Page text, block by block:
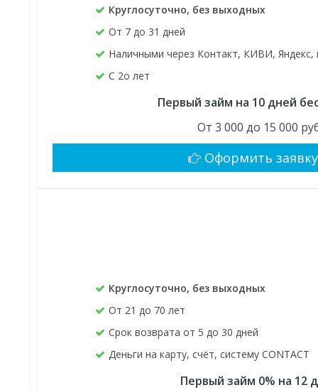
Круглосуточно, без выходных
От 7 до 31 дней
Наличными через Контакт, КИВИ, Яндекс,
C 2о лет
Первый займ на 10 дней
От 3 000 до 15 000
Оформить заявку
Круглосуточно, без выходных
От 21 до 70 лет
Срок возврата от 5 до 30 дней
Деньги на карту, счёт, систему CONTACT
Первый займ 0% на 12